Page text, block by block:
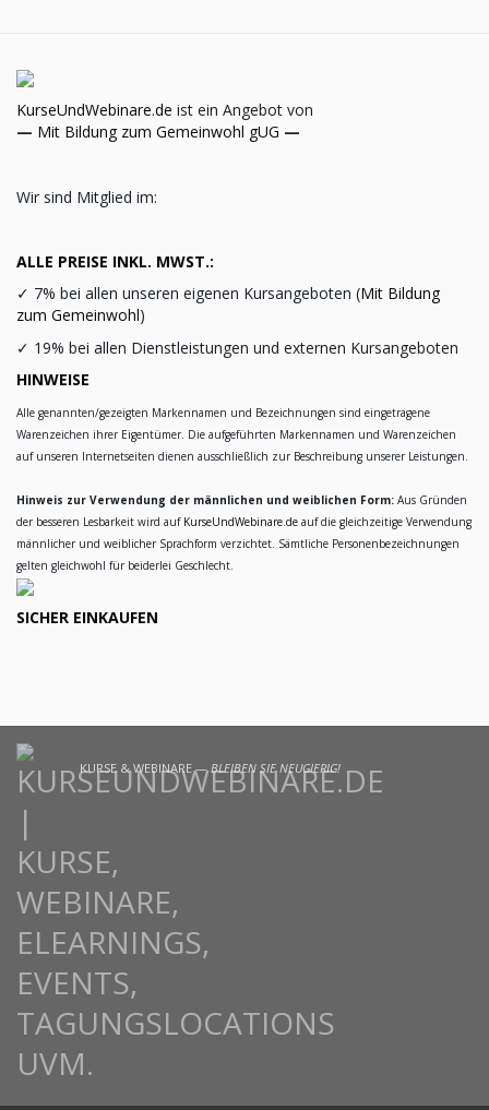
KurseUndWebinare.de ist ein Angebot von
— Mit Bildung zum Gemeinwohl gUG —
Wir sind Mitglied im:
ALLE PREISE INKL. MWST.:
✓ 7% bei allen unseren eigenen Kursangeboten (Mit Bildung
zum Gemeinwohl)
✓ 19% bei allen Dienstleistungen und externen Kursangeboten
HINWEISE
Alle genannten/gezeigten Markennamen und Bezeichnungen sind eingetragene
Warenzeichen ihrer Eigentümer. Die aufgeführten Markennamen und Warenzeichen
auf unseren Internetseiten dienen ausschließlich zur Beschreibung unserer Leistungen.
Hinweis zur Verwendung der männlichen und weiblichen Form: Aus Gründen
der besseren Lesbarkeit wird auf KurseUndWebinare.de auf die gleichzeitige Verwendung
männlicher und weiblicher Sprachform verzichtet. Sämtliche Personenbezeichnungen
gelten gleichwohl für beiderlei Geschlecht.
SICHER EINKAUFEN
KURSE & WEBINARE —BLEIBEN SIE NEUGIERIG!